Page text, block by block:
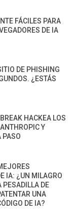
FÁCILES PARA
DE IA
DE PHISHING
¿ESTÁS
HACKEA LOS
Y
PASO
IA: ¿UN MILAGRO
PESADILLA DE
UNA
DE IA?